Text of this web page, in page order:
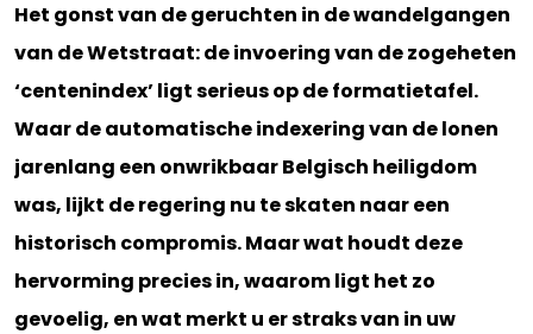
Het gonst van de geruchten in de wandelgangen
van de Wetstraat: de invoering van de zogeheten
‘centenindex’ ligt serieus op de formatietafel.
Waar de automatische indexering van de lonen
jarenlang een onwrikbaar Belgisch heiligdom
was, lijkt de regering nu te skaten naar een
historisch compromis. Maar wat houdt deze
hervorming precies in, waarom ligt het zo
gevoelig, en wat merkt u er straks van in uw